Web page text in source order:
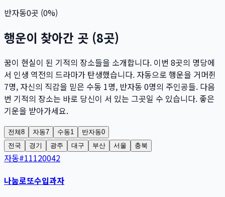
반자동0곳 (0%)
행운이 찾아간 곳 (8곳)
꿈이 현실이 된 기적의 장소들을 소개합니다. 이번 8곳의 명당에
서 인생 역전의 드라마가 탄생했습니다. 자동으로 행운을 거머쥔
7명, 자신의 직감을 믿은 수동 1명, 반자동 0명의 주인공들. 다음
번 기적의 장소는 바로 당신이 서 있는 그곳일 수 있습니다. 좋은
기운을 받아가세요.
전체8 자동7 수동1 반자동0
전국
경기 광주 대구 부산 서울 충북
자동#11120042
나눔로또수입과자